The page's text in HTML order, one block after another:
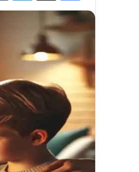
ع ب
ا
ل
ك
ت
ا